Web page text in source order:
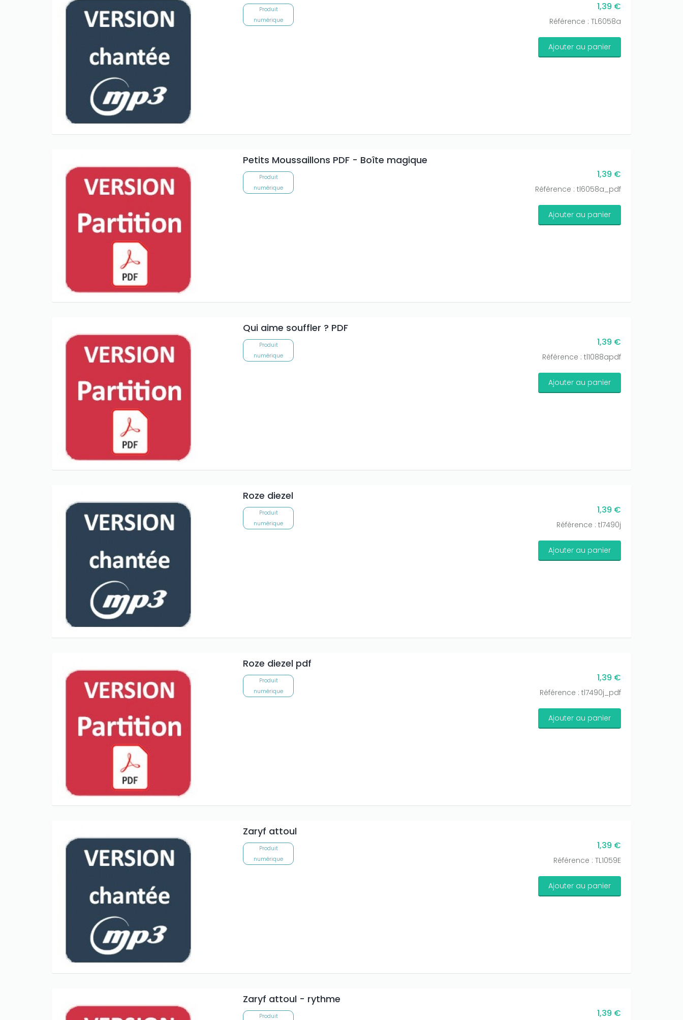
Produit
numérique
1,39 €
Référence : TL6058a
Ajouter au panier
Petits Moussaillons PDF - Boîte magique
Produit
numérique
1,39 €
Référence : tl6058a_pdf
Ajouter au panier
Qui aime souffler ? PDF
Produit
numérique
1,39 €
Référence : tl1088apdf
Ajouter au panier
Roze diezel
Produit
numérique
1,39 €
Référence : tl7490j
Ajouter au panier
Roze diezel pdf
Produit
numérique
1,39 €
Référence : tl7490j_pdf
Ajouter au panier
Zaryf attoul
Produit
numérique
1,39 €
Référence : TL1059E
Ajouter au panier
Zaryf attoul - rythme
Produit 1,39 €